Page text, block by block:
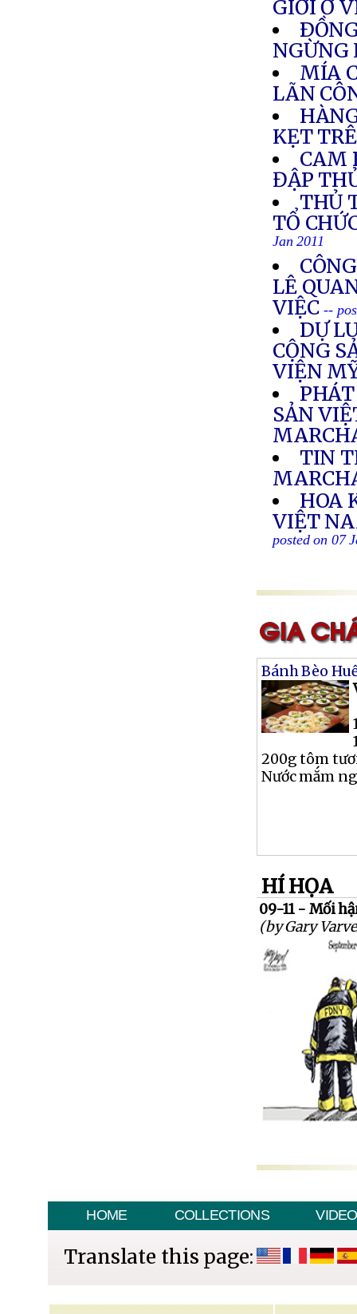
GIỚI Ở
NGỪNG
MÍA
LÃN
KẸT
CAM
ĐẬP
THỦ
TỔ
Jan 2011
LÊ
VIỆC --
DỰ
CỘNG
VIỆN
SẢN
TIN
HOA
VIỆT
posted on 07
Bánh Bèo
200g tôm
Nước mắm
HÍ HỌA
09-11 - Mối
(by Gary
HOME COLLECTIONS VIDEO
Translate this page: